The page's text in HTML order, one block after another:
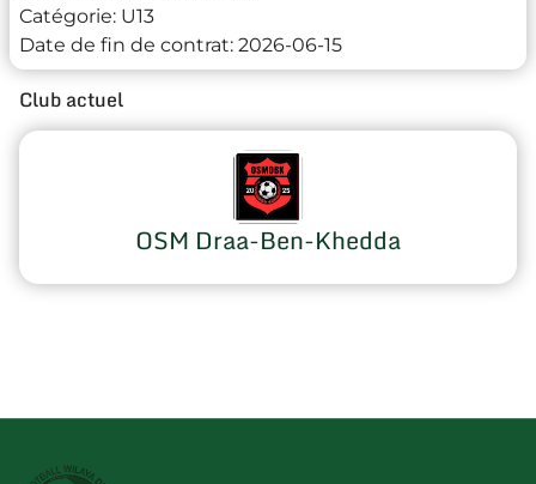
Catégorie: U13
Date de fin de contrat: 2026-06-15
Club actuel
OSM Draa-Ben-Khedda